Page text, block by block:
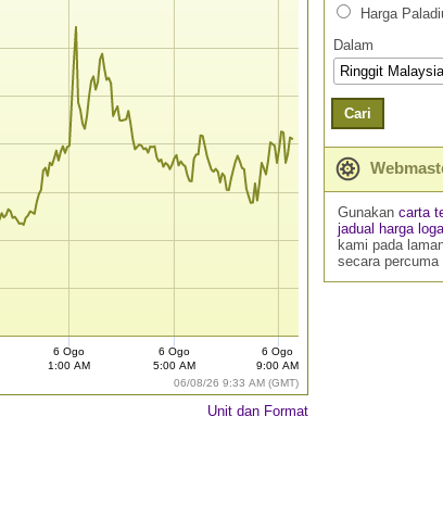
06/08/26 9:33 AM (GMT)
6 Ogo
1:00 AM
6 Ogo
5:00 AM
6 Ogo
9:00 AM
Unit dan Format
Harga
Dalam
Cari
Gunakan carta
jadual harga
kami pada
secara percuma